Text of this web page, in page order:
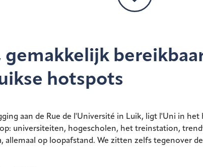
gemakkelijk
hotspots
aan de Rue de l'Université in Luik, ligt l'Uni in
universiteiten, hogescholen, het treinstation,
allemaal op loopafstand. We zitten zelfs tegenover